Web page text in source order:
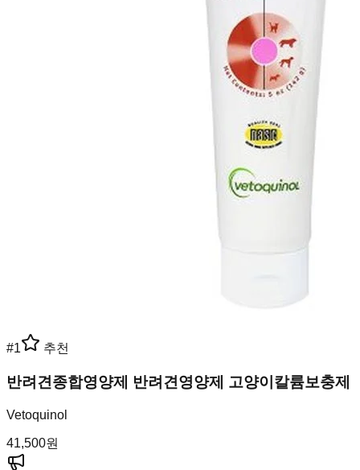
#1 추천
반려견종합영양제 반려견영양제 고양이칼륨보충제
Vetoquinol
41,500원